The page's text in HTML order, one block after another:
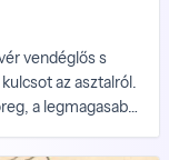
vendéglős s
az asztalról.
a legmagasabb